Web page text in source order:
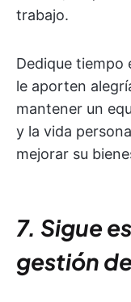
trabajo.
Dedique tiempo
le aporten
mantener un
y la vida
mejorar su
7. Sigue
gestión